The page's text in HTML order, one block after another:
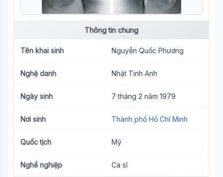
Thông tin chung
Tên khai sinh Nguyễn Quốc Phương
Nghệ danh Nhật Tinh Anh
Ngày sinh 7 tháng 2 năm 1979
Nơi sinh Thành phố Hồ Chí Minh
Quốc tịch Mỹ
Nghề nghiệp Ca sĩ